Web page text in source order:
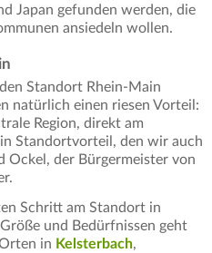
Japan gefunden werden, die
ansiedeln wollen.
Standort Rhein-Main
natürlich einen riesen Vorteil:
Region, direkt am
Standortvorteil, den wir auch
Ockel, der Bürgermeister von
Schritt am Standort in
und Bedürfnissen geht
in Kelsterbach,